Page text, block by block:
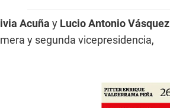
Acuña y Lucio Antonio Vásquez
y segunda vicepresidencia,